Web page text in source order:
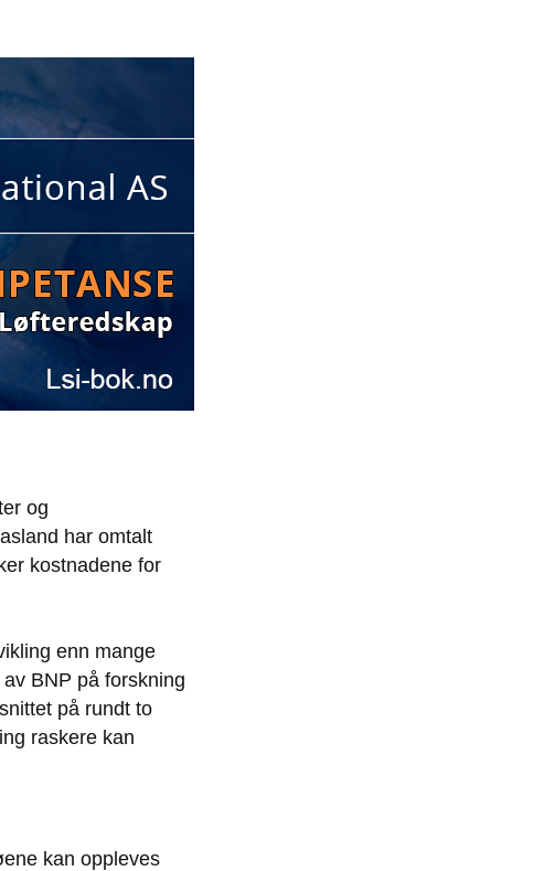
og
har omtalt
kostnadene for
enn mange
BNP på forskning
på rundt to
raskere kan
kan oppleves